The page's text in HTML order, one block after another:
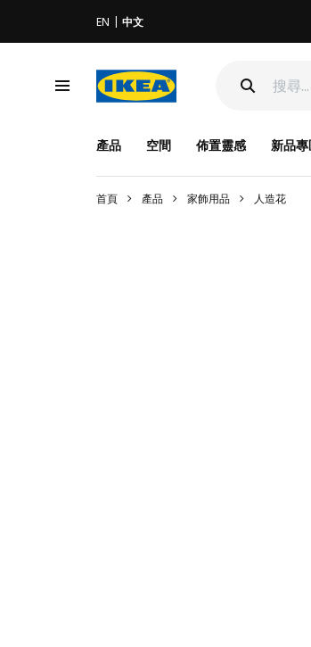
EN 中文
產品 空間 佈置靈感 新品專
首頁 產品 家飾用品 人造花